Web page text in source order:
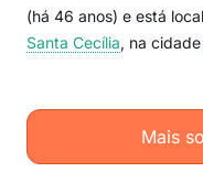
(há 46 anos) e está
Santa Cecília, na cidade
Mais